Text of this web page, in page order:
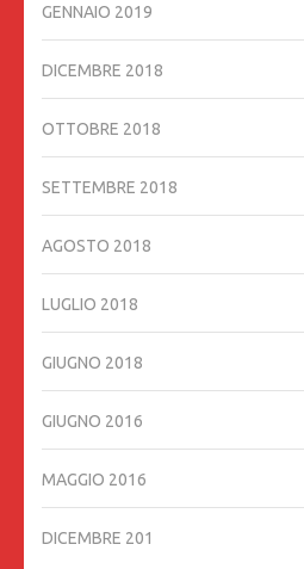
GENNAIO 2019
DICEMBRE 2018
OTTOBRE 2018
SETTEMBRE 2018
AGOSTO 2018
LUGLIO 2018
GIUGNO 2018
GIUGNO 2016
MAGGIO 2016
DICEMBRE 201